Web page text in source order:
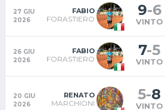
27 GIU
2026
FABIO
FORASTIERO
9-6
VINTO
26 GIU
2026
FABIO
FORASTIERO
7-5
VINTO
20 GIU
2026
RENATO
MARCHIONI
5-8
VINTO